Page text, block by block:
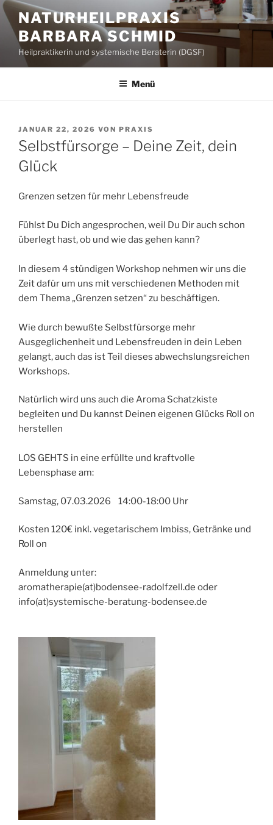
Zum
Inhalt
springen
NATURHEILPRAXIS
BARBARA SCHMID
Heilpraktikerin und systemische Beraterin (DGSF)
Menü
VERÖFFENTLICHT
AM
JANUAR 22, 2026 VON PRAXIS
Selbstfürsorge – Deine Zeit, dein
Glück
Grenzen setzen für mehr Lebensfreude
Fühlst Du Dich angesprochen, weil Du Dir auch schon
überlegt hast, ob und wie das gehen kann?
In diesem 4 stündigen Workshop nehmen wir uns die
Zeit dafür um uns mit verschiedenen Methoden mit
dem Thema „Grenzen setzen“ zu beschäftigen.
Wie durch bewußte Selbstfürsorge mehr
Ausgeglichenheit und Lebensfreuden in dein Leben
gelangt, auch das ist Teil dieses abwechslungsreichen
Workshops.
Natürlich wird uns auch die Aroma Schatzkiste
begleiten und Du kannst Deinen eigenen Glücks Roll on
herstellen
LOS GEHTS in eine erfüllte und kraftvolle
Lebensphase am:
Samstag, 07.03.2026 14:00-18:00 Uhr
Kosten 120€ inkl. vegetarischem Imbiss, Getränke und
Roll on
Anmeldung unter:
aromatherapie(at)bodensee-radolfzell.de oder
info(at)systemische-beratung-bodensee.de